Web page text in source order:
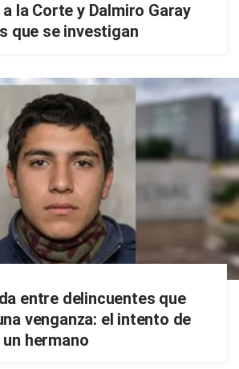
la Corte y Dalmiro Garay
que se investigan
entre delincuentes que
venganza: el intento de
hermano